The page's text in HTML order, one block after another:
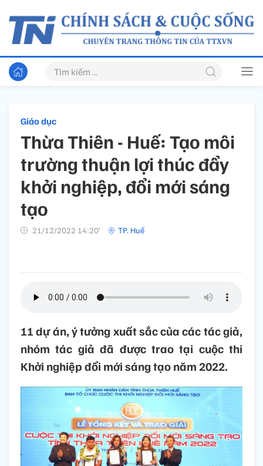
Giáo dục
Thừa Thiên - Huế: Tạo môi
trường thuận lợi thúc đẩy
khởi nghiệp, đổi mới sáng
tạo
21/12/2022 14:20’ TP. Huế
11 dự án, ý tưởng xuất sắc của các tác giả,
nhóm tác giả đã được trao tại cuộc thi
Khởi nghiệp đổi mới sáng tạo năm 2022.